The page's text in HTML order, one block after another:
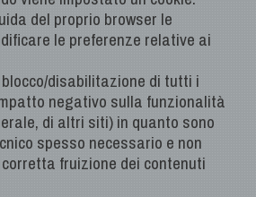
del proprio browser le
le preferenze relative ai
disabilitazione di tutti i
negativo sulla funzionalità
di altri siti) in quanto sono
spesso necessario e non
fruizione dei contenuti